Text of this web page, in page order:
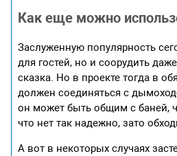
Как еще можно
Заслуженную популярность
для гостей, но и соорудить
сказка. Но в проекте тогда в
должен соединяться с
он может быть общим с баней,
что нет так надежно, зато
А вот в некоторых случаях